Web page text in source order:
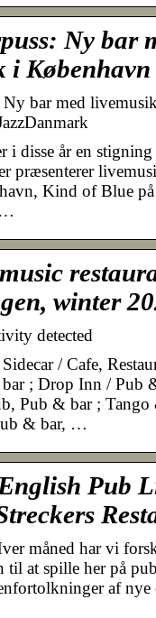
Ny bar
i København
Ny bar med
i disse år en
præsenterer
Kind of Blue
…
winter
detected
/ Cafe,
; Drop Inn / Pub
Pub & bar ;
& bar, …
Pub
måned har vi
til at spille her på
af nye